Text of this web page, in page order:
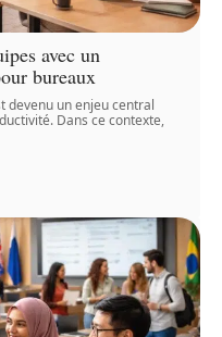
avec un
bureaux
devenu un enjeu central
Dans ce contexte,